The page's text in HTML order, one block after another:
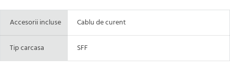
Accesorii incluse Cablu de curent
Tip carcasa SFF